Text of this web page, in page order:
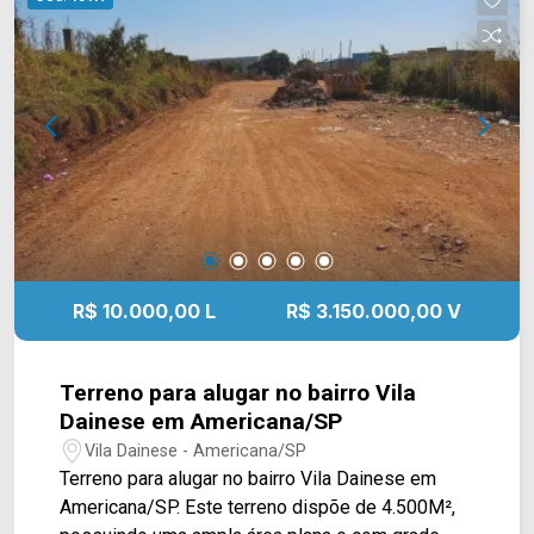
IMÓVEIS - Presente em cada mudança!
R$ 10.000,00 L R$ 3.150.000,00 V
Terreno para alugar no bairro Vila
Dainese em Americana/SP
Vila Dainese - Americana/SP
Terreno para alugar no bairro Vila Dainese em
Americana/SP. Este terreno dispõe de 4.500M²,